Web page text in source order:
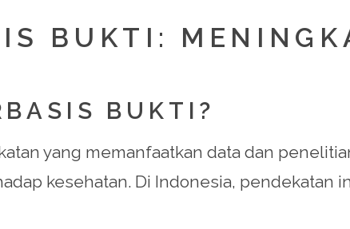
BUKTI:
BUKTI?
yang memanfaatkan data dan
kesehatan. Di Indonesia, pendekatan